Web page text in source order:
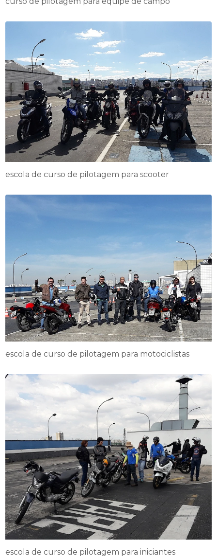
escola de curso de pilotagem para scooter
escola de curso de pilotagem para motociclistas
escola de curso de pilotagem para iniciantes